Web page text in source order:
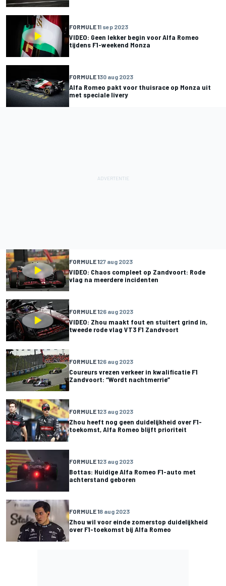
FORMULE 11 sep 2023
VIDEO: Geen lekker begin voor Alfa Romeo
tijdens F1-weekend Monza
FORMULE 130 aug 2023
Alfa Romeo pakt voor thuisrace op Monza uit
met speciale livery
FORMULE 127 aug 2023
VIDEO: Chaos compleet op Zandvoort: Rode
vlag na meerdere incidenten
FORMULE 126 aug 2023
VIDEO: Zhou maakt fout en stuitert grind in,
tweede rode vlag VT3 F1 Zandvoort
FORMULE 126 aug 2023
Coureurs vrezen verkeer in kwalificatie F1
Zandvoort: “Wordt nachtmerrie”
FORMULE 123 aug 2023
Zhou heeft nog geen duidelijkheid over F1-
toekomst, Alfa Romeo blijft prioriteit
FORMULE 123 aug 2023
Bottas: Huidige Alfa Romeo F1-auto met
achterstand geboren
FORMULE 18 aug 2023
Zhou wil voor einde zomerstop duidelijkheid
over F1-toekomst bij Alfa Romeo